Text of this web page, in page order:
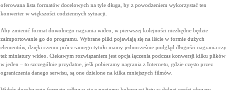
oferowana lista formatów docelowych na tyle długa, by z powodzeniem wykorzystać ten
konwerter w większości codziennych sytuacji.
Aby zmienić format dowolnego nagrania wideo, w pierwszej kolejności niezbędne będzie
zaimportowanie go do programu. Wybrane pliki pojawiają się na liście w formie dużych
elementów, dzięki czemu prócz samego tytułu mamy jednocześnie podgląd długości nagrania czy
też miniatury wideo. Ciekawym rozwiązaniem jest opcja łączenia podczas konwersji kilku plików
w jeden – to szczególnie przydatne, jeśli pobieramy nagrania z Internetu, gdzie często przez
ograniczenia danego serwisu, są one dzielone na kilka mniejszych filmów.